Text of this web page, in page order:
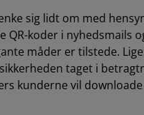
sig lidt om med
QR-koder i nyhedsmails
måder er tilstede.
taget i
kunderne vil